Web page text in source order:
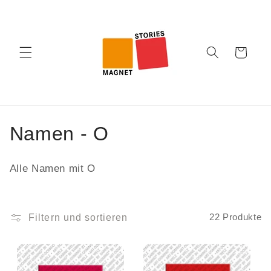
Warenkorb
K
o
Namen - O
Alle Namen mit O
Filtern und sortieren 22 Produkte